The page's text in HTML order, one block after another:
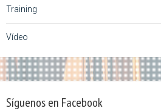
Training
Vídeo
Síguenos en Facebook